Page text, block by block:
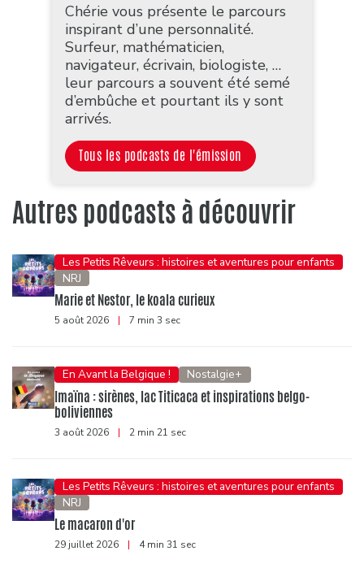
Chérie vous présente le parcours
inspirant d’une personnalité.
Surfeur, mathématicien,
navigateur, écrivain, biologiste, …
leur parcours a souvent été semé
d’embûche et pourtant ils y sont
arrivés.
Tous les podcasts de l'émission
Autres podcasts à découvrir
Les Petits Rêveurs : histoires et aventures pour enfants
NRJ
Marie et Nestor, le koala curieux
5 août 2026 | 7 min 3 sec
En Avant la Belgique ! Nostalgie+
Imaïna : sirènes, lac Titicaca et inspirations belgo-
boliviennes
3 août 2026 | 2 min 21 sec
Les Petits Rêveurs : histoires et aventures pour enfants
NRJ
Le macaron d'or
29 juillet 2026 | 4 min 31 sec